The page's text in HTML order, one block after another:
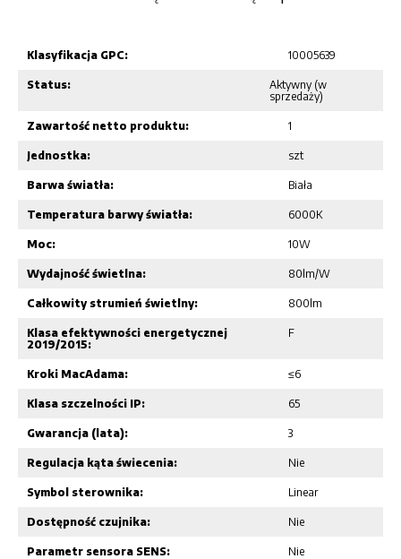
Klasyfikacja GPC: 10005639
Status:
Aktywny (w
sprzedaży)
Zawartość netto produktu: 1
Jednostka: szt
Barwa światła: Biała
Temperatura barwy światła: 6000K
Moc: 10W
Wydajność świetlna: 80lm/W
Całkowity strumień świetlny: 800lm
Klasa efektywności energetycznej
2019/2015:
F
Kroki MacAdama: ≤6
Klasa szczelności IP: 65
Gwarancja (lata): 3
Regulacja kąta świecenia: Nie
Symbol sterownika: Linear
Dostępność czujnika: Nie
Parametr sensora SENS: Nie